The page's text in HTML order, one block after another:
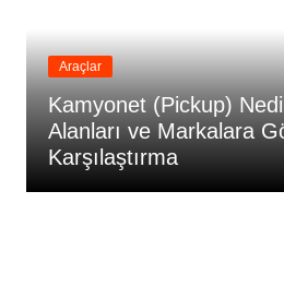
Araçlar
Kamyonet (Pickup)
Alanları ve Markalara
Karşılaştırma